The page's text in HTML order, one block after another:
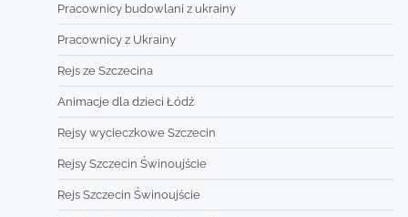
Pracownicy budowlani z ukrainy
Pracownicy z Ukrainy
Rejs ze Szczecina
Animacje dla dzieci Łódź
Rejsy wycieczkowe Szczecin
Rejsy Szczecin Świnoujście
Rejs Szczecin Świnoujście